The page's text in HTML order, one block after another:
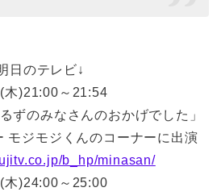
日のテレビ↓
木)21:00～21:54
ずのみなさんのおかげでした」
モジモジくんのコーナーに出演
b_hp/minasan/
木)24:00～25:00